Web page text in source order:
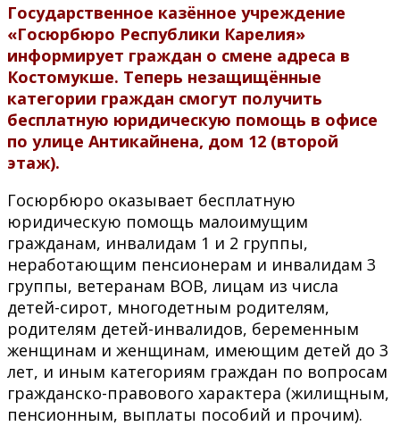
Государственное казённое учреждение
«Госюрбюро Республики Карелия»
информирует граждан о смене адреса в
Костомукше. Теперь незащищённые
категории граждан смогут получить
бесплатную юридическую помощь в офисе
по улице Антикайнена, дом 12 (второй
этаж).
Госюрбюро оказывает бесплатную
юридическую помощь малоимущим
гражданам, инвалидам 1 и 2 группы,
неработающим пенсионерам и инвалидам 3
группы, ветеранам ВОВ, лицам из числа
детей-сирот, многодетным родителям,
родителям детей-инвалидов, беременным
женщинам и женщинам, имеющим детей до 3
лет, и иным категориям граждан по вопросам
гражданско-правового характера (жилищным,
пенсионным, выплаты пособий и прочим).